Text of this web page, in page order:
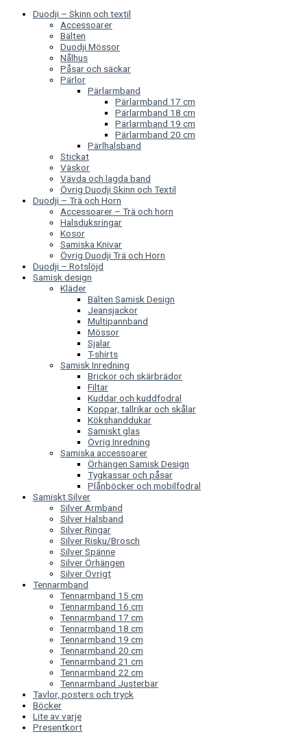
Duodji – Skinn och textil
Accessoarer
Bälten
Duodji Mössor
Nålhus
Påsar och säckar
Pärlor
Pärlarmband
Pärlarmband 17 cm
Pärlarmband 18 cm
Pärlarmband 19 cm
Pärlarmband 20 cm
Pärlhalsband
Stickat
Väskor
Vävda och lagda band
Övrig Duodji Skinn och Textil
Duodji – Trä och Horn
Accessoarer – Trä och horn
Halsduksringar
Kosor
Samiska Knivar
Övrig Duodji Trä och Horn
Duodji – Rotslöjd
Samisk design
Kläder
Bälten Samisk Design
Jeansjackor
Multipannband
Mössor
Sjalar
T-shirts
Samisk Inredning
Brickor och skärbrädor
Filtar
Kuddar och kuddfodral
Koppar, tallrikar och skålar
Kökshanddukar
Samiskt glas
Övrig Inredning
Samiska accessoarer
Örhängen Samisk Design
Tygkassar och påsar
Plånböcker och mobilfodral
Samiskt Silver
Silver Armband
Silver Halsband
Silver Ringar
Silver Risku/Brosch
Silver Spänne
Silver Örhängen
Silver Övrigt
Tennarmband
Tennarmband 15 cm
Tennarmband 16 cm
Tennarmband 17 cm
Tennarmband 18 cm
Tennarmband 19 cm
Tennarmband 20 cm
Tennarmband 21 cm
Tennarmband 22 cm
Tennarmband Justerbar
Tavlor, posters och tryck
Böcker
Lite av varje
Presentkort